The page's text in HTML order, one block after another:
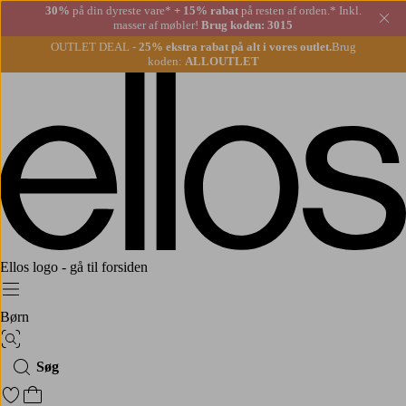
30% på din dyreste vare* + 15% rabatpå resten af orden.* Inkl.
masser af møbler! Brug koden: 3015
OUTLET DEAL - 25% ekstra rabat på alt i vores outlet.Brug
koden: ALLOUTLET
Ellos logo - gå til forsiden
Menu
Børn
Billedsøgning
Søg
Gå til favoritmarkerede produkter
Gå til indkøbskurven